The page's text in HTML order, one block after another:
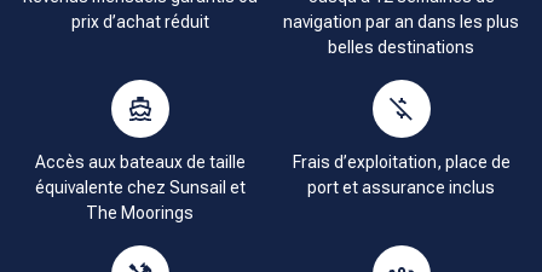
prix d’achat réduit
navigation par an dans les plus
belles destinations
Accès aux bateaux de taille
équivalente chez Sunsail et
The Moorings
Frais d’exploitation, place de
port et assurance inclus